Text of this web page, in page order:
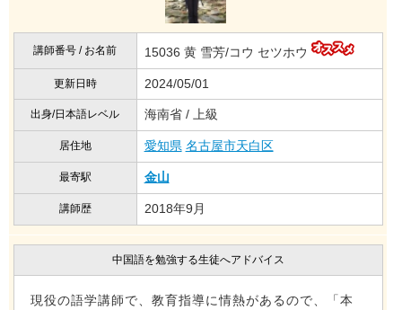
講師番号 / お名前 15036 黄 雪芳/コウ セツホウ
更新日時 2024/05/01
出身/日本語レベル 海南省 / 上級
居住地 愛知県 名古屋市天白区
最寄駅 金山
講師歴 2018年9月
中国語を勉強する生徒へアドバイス
現役の語学講師で、教育指導に情熱があるので、「本